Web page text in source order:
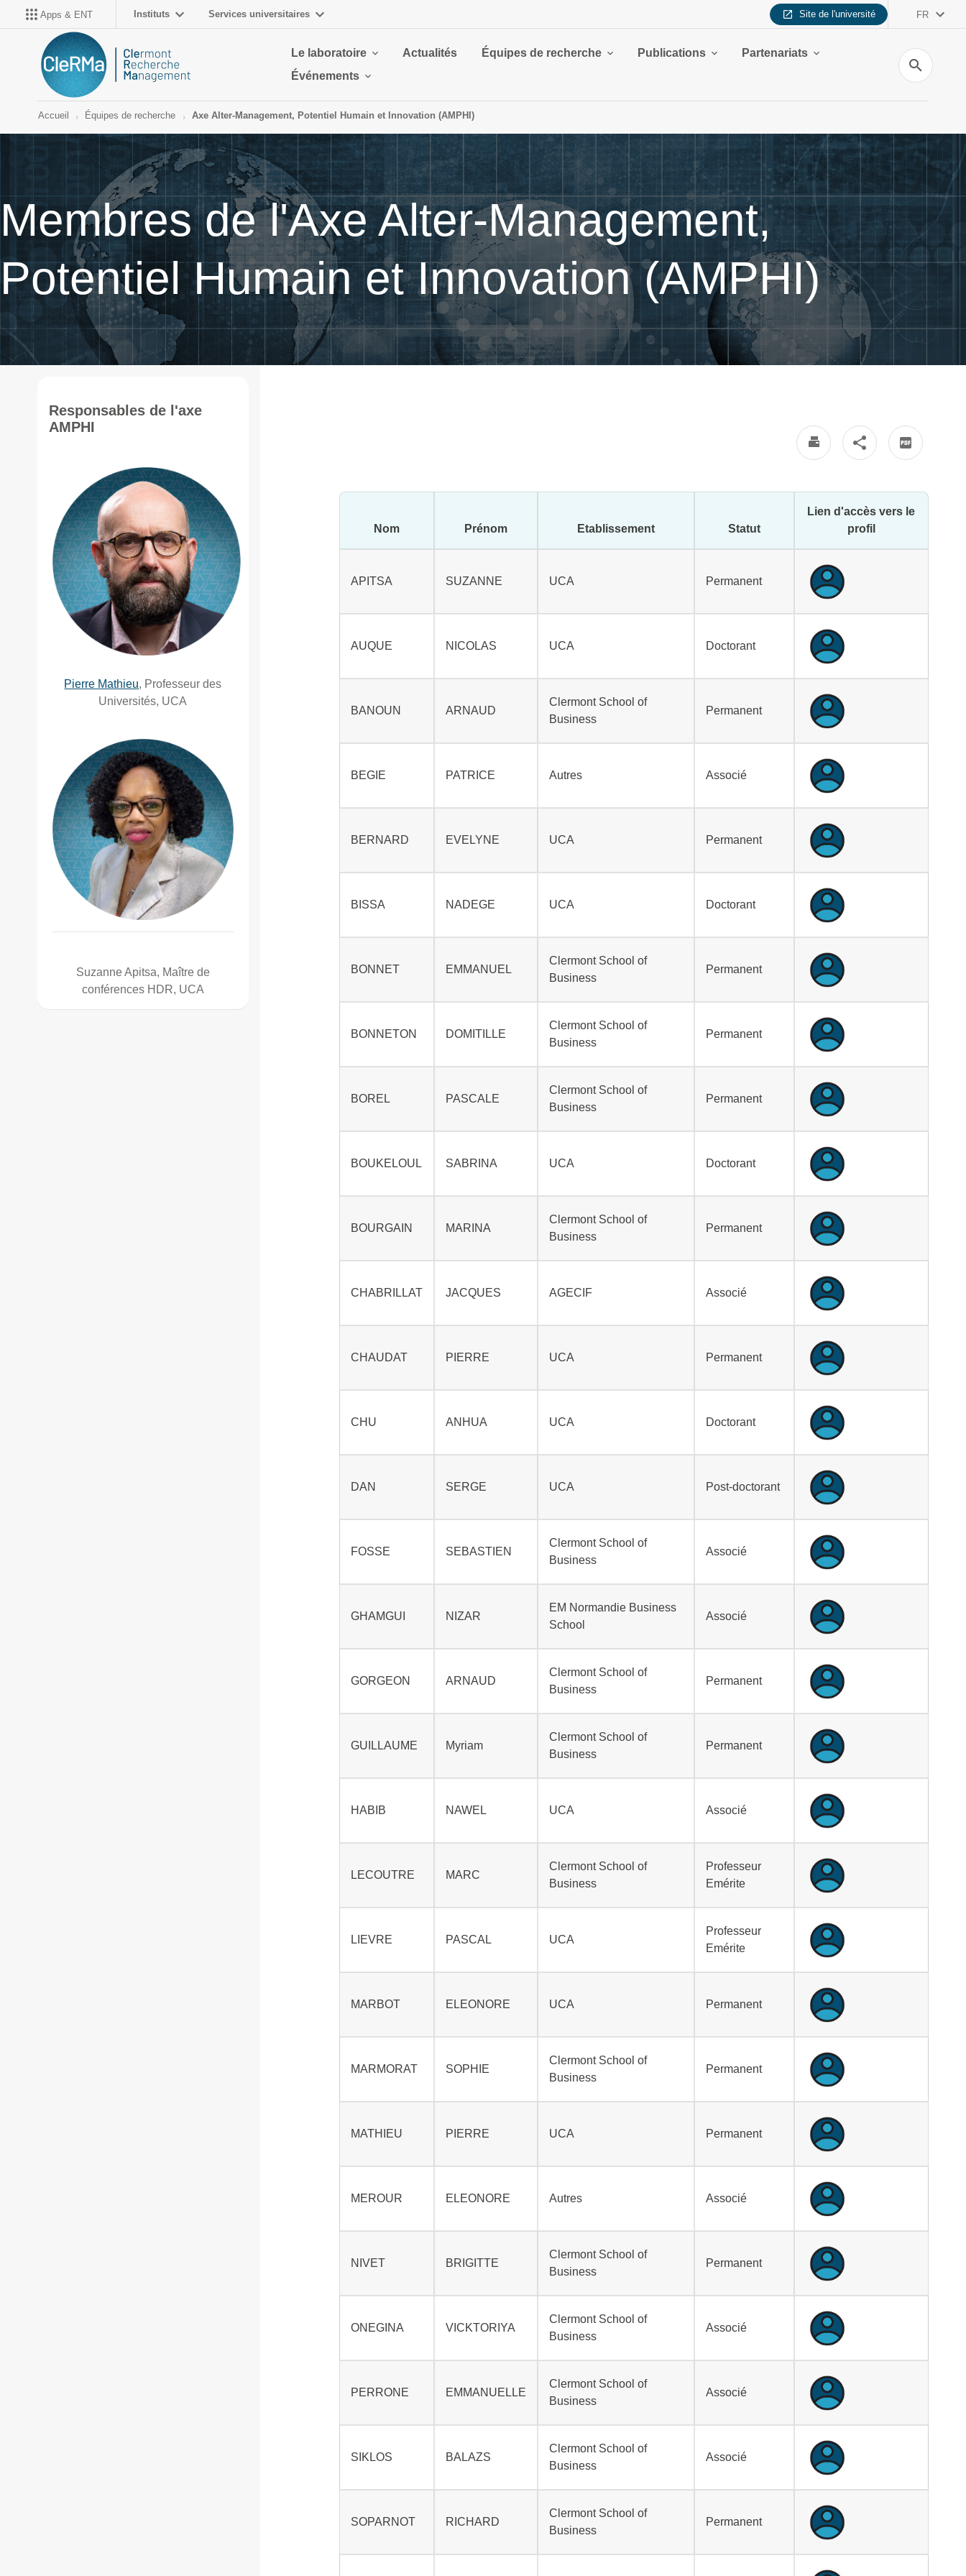
Apps & ENT Instituts Services universitaires Site de l'université FR
Le laboratoire Actualités Équipes de recherche Publications
Partenariats
Événements
Recherche
Accueil Équipes de recherche Axe Alter-Management, Potentiel Humain et Innovation (AMPHI)
Membres de l'Axe Alter-Management,
Potentiel Humain et Innovation (AMPHI)
Nom Prénom Etablissement Statut
Lien d'accès vers le
profil
APITSA SUZANNE UCA Permanent
AUQUE NICOLAS UCA Doctorant
BANOUN ARNAUD
Clermont School of
Business
Permanent
BEGIE PATRICE Autres Associé
BERNARD EVELYNE UCA Permanent
BISSA NADEGE UCA Doctorant
BONNET EMMANUEL
Clermont School of
Business
Permanent
BONNETON DOMITILLE
Clermont School of
Business
Permanent
BOREL PASCALE
Clermont School of
Business
Permanent
BOUKELOUL SABRINA UCA Doctorant
BOURGAIN MARINA
Clermont School of
Business
Permanent
CHABRILLAT JACQUES AGECIF Associé
CHAUDAT PIERRE UCA Permanent
CHU ANHUA UCA Doctorant
DAN SERGE UCA Post-doctorant
FOSSE SEBASTIEN
Clermont School of
Business
Associé
GHAMGUI NIZAR
EM Normandie Business
School
Associé
GORGEON ARNAUD
Clermont School of
Business
Permanent
GUILLAUME Myriam
Clermont School of
Business
Permanent
HABIB NAWEL UCA Associé
LECOUTRE MARC
Clermont School of
Business
Professeur
Emérite
LIEVRE PASCAL UCA
Professeur
Emérite
MARBOT ELEONORE UCA Permanent
MARMORAT SOPHIE
Clermont School of
Business
Permanent
MATHIEU PIERRE UCA Permanent
MEROUR ELEONORE Autres Associé
NIVET BRIGITTE
Clermont School of
Business
Permanent
ONEGINA VICKTORIYA
Clermont School of
Business
Associé
PERRONE EMMANUELLE
Clermont School of
Business
Associé
SIKLOS BALAZS
Clermont School of
Business
Associé
SOPARNOT RICHARD
Clermont School of
Business
Permanent
Responsables de l'axe
AMPHI
Pierre Mathieu, Professeur des
Universités, UCA
Suzanne Apitsa, Maître de
conférences HDR, UCA